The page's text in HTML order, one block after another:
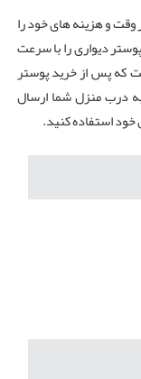
وقت و هزینه های خود را
دیواری را با سرعت
که پس از خرید پوستر
در کمتر از ۲ روز کاری به درب منزل شما ارسال
خود استفاده کنید.